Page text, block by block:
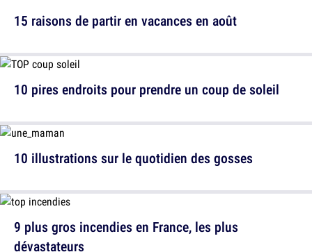
15 raisons de partir en vacances en août
10 illustrations sur le quotidien des gosses
10 pires endroits pour prendre un coup de soleil
9 plus gros incendies en France, les plus
dévastateurs